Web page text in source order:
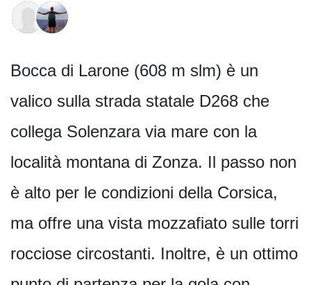
Bocca di Larone (608 m slm) è un
valico sulla strada statale D268 che
collega Solenzara via mare con la
località montana di Zonza. Il passo non
è alto per le condizioni della Corsica,
ma offre una vista mozzafiato sulle torri
rocciose circostanti. Inoltre, è un ottimo